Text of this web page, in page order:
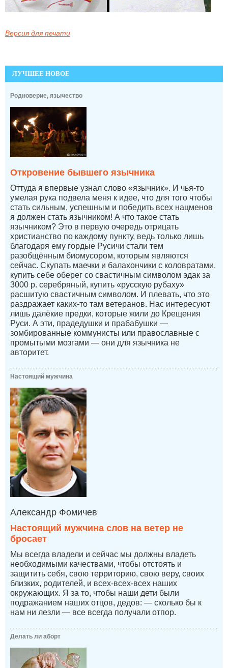
Версия для печати
ЛУЧШЕЕ НОВОЕ
Родноверие, язычество
Откровение бывшего язычника
Оттуда я впервые узнал слово «язычник». И чья-то
умелая рука подвела меня к идее, что для того чтобы
стать сильным, успешным и победить всех нацменов
я должен стать язычником! А что такое стать
язычником? Это в первую очередь отрицать
христианство по каждому пункту, ведь только лишь
благодаря ему гордые Русичи стали тем
разобщённым биомусором, которым являются
сейчас. Скупать маечки и балахончики с коловратами,
купить себе оберег со свастичным символом эдак за
3000 р. серебряный, купить «русскую рубаху»
расшитую свастичным символом. И плевать, что это
раздражает каких-то там ветеранов. Нас интересуют
лишь далёкие предки, которые жили до Крещения
Руси. А эти, прадедушки и прабабушки —
зомбированные коммунисты или православные с
промытыми мозгами — они для язычника не
авторитет.
Настоящий мужчина
Александр Фомичев
Настоящий мужчина слов на ветер не
бросает
Мы всегда владели и сейчас мы должны владеть
необходимыми качествами, чтобы отстоять и
защитить себя, свою территорию, свою веру, своих
близких, родителей, и всех-всех-всех наших
окружающих. Я за то, чтобы наши дети были
подражанием наших отцов, дедов: — сколько бы к
нам ни лезли — все всегда получали отпор.
Делать ли аборт